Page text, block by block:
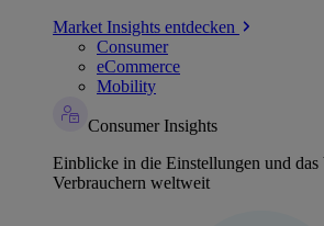
Market Insights entdecken
Consumer
eCommerce
Mobility
Consumer Insights
Einblicke in die Einstellungen und das
Verbrauchern weltweit